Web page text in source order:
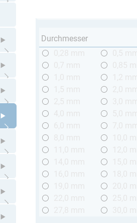
Untermenü öffnen
Untermenü öffnen
Untermenü öffnen
Untermenü öffnen
Untermenü öffnen
Untermenü öffnen
Untermenü öffnen
Durchmesser